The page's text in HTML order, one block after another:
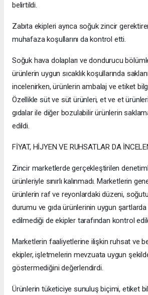
belirtildi.
Zabıta ekipleri ayrıca soğuk zincir
muhafaza koşullarını da kontrol etti.
Soğuk hava dolapları ve dondurucu
ürünlerin uygun sıcaklık koşullarında
incelenirken, ürünlerin ambalaj ve etiket
Özellikle süt ve süt ürünleri, et ve et
gıdalar ile diğer bozulabilir ürünlerin
edildi.
FİYAT, HİJYEN VE RUHSATLAR DA
Zincir marketlerde gerçekleştirilen
ürünleriyle sınırlı kalınmadı. Marketlerin
ürünlerin raf ve reyonlardaki düzeni,
durumu ve gıda ürünlerinin uygun
edilmediği de ekipler tarafından kontrol
Marketlerin faaliyetlerine ilişkin ruhsat ve
ekipler, işletmelerin mevzuata uygun
göstermediğini değerlendirdi.
Ürünlerin tüketiciye sunuluş biçimi, etiket